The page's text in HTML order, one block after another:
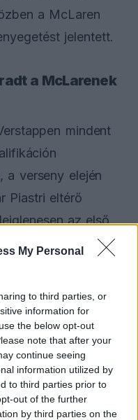
My Personal
to third parties, or
information for
the below opt-out
note that after your
continue seeing
information utilized by
to third parties prior to
out of the further
by third parties on the
a McLaren
jelentett.
a McLarenek
mindent
a verseny elején
Piastri eltérő
az első
elsőként a célban.
either because
because the format